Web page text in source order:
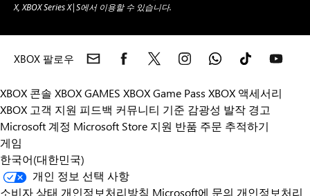
X, XBOX Series X|S에서 이용할 수 있습니다.
XBOX 팔로우
XBOX 콘솔 XBOX GAMES XBOX Game Pass XBOX 액세서리
XBOX 고객 지원 피드백 커뮤니티 기준 감광성 발작 경고
Microsoft 계정 Microsoft Store 지원 반품 주문 추적하기
게임
한국어(대한민국)
개인 정보 선택 사항
소비자 상태 개인정보처리방침 Microsoft에 문의 개인정보처리